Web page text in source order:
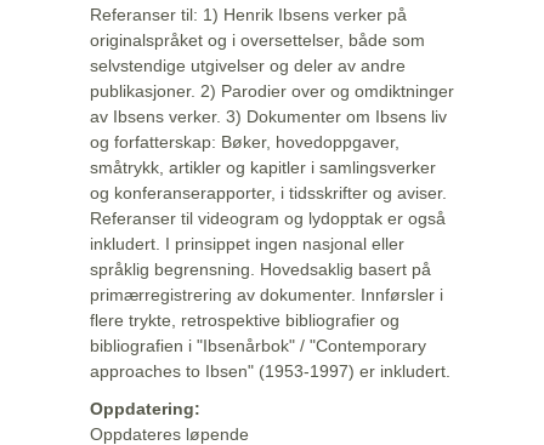
Referanser til: 1) Henrik Ibsens verker på
originalspråket og i oversettelser, både som
selvstendige utgivelser og deler av andre
publikasjoner. 2) Parodier over og omdiktninger
av Ibsens verker. 3) Dokumenter om Ibsens liv
og forfatterskap: Bøker, hovedoppgaver,
småtrykk, artikler og kapitler i samlingsverker
og konferanserapporter, i tidsskrifter og aviser.
Referanser til videogram og lydopptak er også
inkludert. I prinsippet ingen nasjonal eller
språklig begrensning. Hovedsaklig basert på
primærregistrering av dokumenter. Innførsler i
flere trykte, retrospektive bibliografier og
bibliografien i "Ibsenårbok" / "Contemporary
approaches to Ibsen" (1953-1997) er inkludert.
Oppdatering:
Oppdateres løpende